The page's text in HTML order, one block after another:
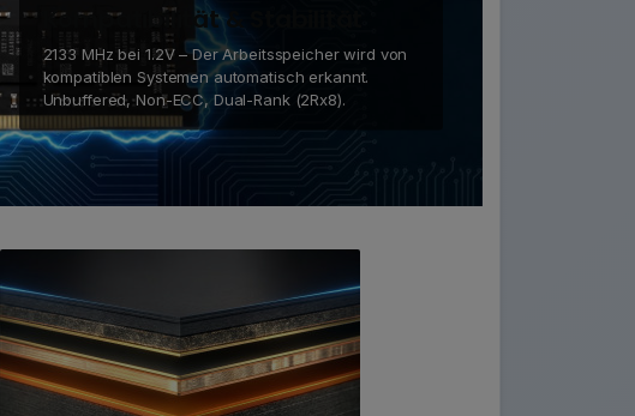
Kompatibilität & Stabilität
2133 MHz bei 1.2V – Der Arbeitsspeicher wird von
kompatiblen Systemen automatisch erkannt.
Unbuffered, Non-ECC, Dual-Rank (2Rx8).